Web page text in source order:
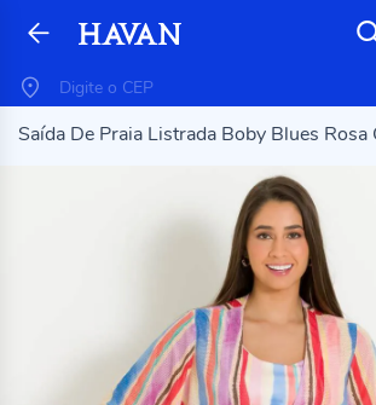
Saída De Praia Listrada Boby Blues Rosa